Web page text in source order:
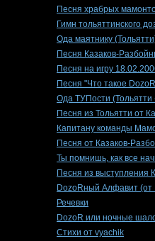
Песня храбрых
Гимн тольяттинского
Ода маятнику
Песня Казаков-
Песня на игру
Песня "Что такое
Ода ТУПости (Тольятти
Песня из Тольятти от
Капитану команды
Песня от Казаков-
Ты помнишь, как все
Песня из выступления
DozoRный Алфавит
Речевки
DozoR или ночные
Стихи от vyachik